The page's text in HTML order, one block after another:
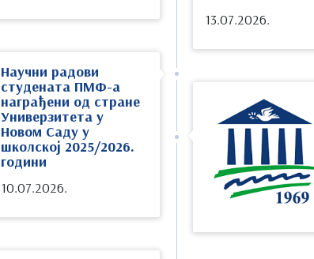
13.07.2026.
Научни радови
студената ПМФ-а
награђени од стране
Универзитета у
Новом Саду у
школској 2025/2026.
години
10.07.2026.